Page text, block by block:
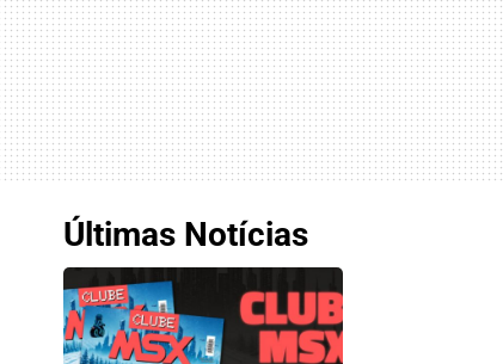
Últimas Notícias